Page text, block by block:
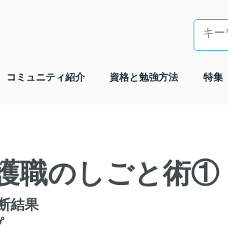
コミュニティ紹介 資格と勉強方法 特集
職のしごと術①
結果